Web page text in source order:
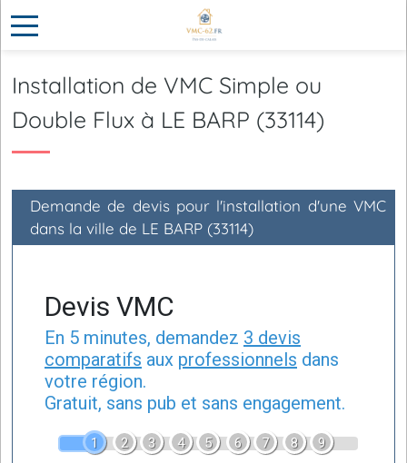
Installation de VMC Simple ou
Double Flux à LE BARP (33114)
Demande de devis pour l'installation d'une VMC
dans la ville de LE BARP (33114)
Devis VMC
En 5 minutes, demandez 3 devis
comparatifs aux professionnels dans
votre région.
Gratuit, sans pub et sans engagement.
1 2 3 4 5 6 7 8 9